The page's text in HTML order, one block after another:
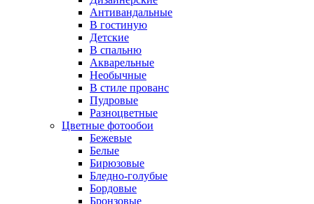
Антивандальные
В гостиную
Детские
В спальню
Акварельные
Необычные
В стиле прованс
Пудровые
Разноцветные
Цветные фотообои
Бежевые
Белые
Бирюзовые
Бледно-голубые
Бордовые
Бронзовые